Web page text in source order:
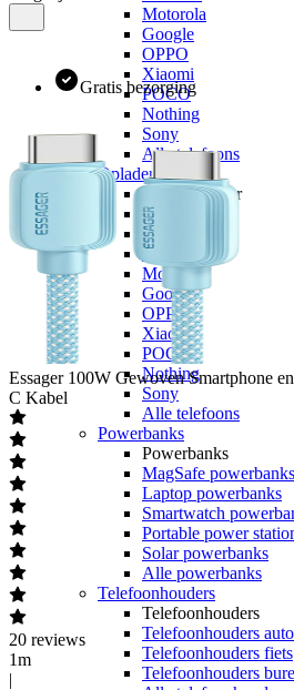
Motorola
Google
OPPO
Xiaomi
POCO
Nothing
Sony
Alle telefoons
Opladers
Opladers voor
Apple
Samsung
OnePlus
Motorola
Google
OPPO
Xiaomi
POCO
Nothing
Sony
Alle telefoons
Powerbanks
Powerbanks
MagSafe powerbanks
Laptop powerbanks
Smartwatch
Portable power
Solar powerbanks
Alle powerbanks
Telefoonhouders
Telefoonhouders
Telefoonhouders auto
Telefoonhouders fiets
Telefoonhouders
Gratis bezorging
Essager 100W Gewoven Smartphone
C Kabel
20 reviews
1m
|